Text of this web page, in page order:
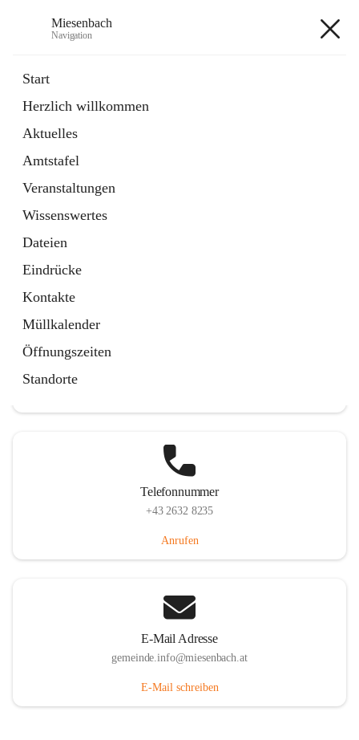
Miesenbach
Navigation
Start
Herzlich willkommen
Aktuelles
Amtstafel
Veranstaltungen
Wissenswertes
Dateien
Eindrücke
Kontakte
Müllkalender
Öffnungszeiten
Standorte
Externe Webseite
in
Tab
Region Schneebergland
Externe Webseite
öffnet
in
neuem
Tab
Telefonnummer
+43 2632 8235
Anrufen
E-Mail Adresse
gemeinde.info@miesenbach.at
E-Mail schreiben